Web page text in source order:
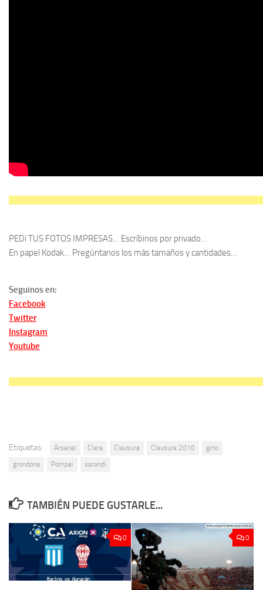
PEDí TUS FOTOS IMPRESAS… Escríbinos por privado…
En papel Kodak… Pregúntanos los más tamaños y cantidades…
Seguinos en:
Facebook
Twitter
Instagram
Youtube
Etiquetas: Arsenal Clara Clausura Clausura 2010
gino
grondona
Pompei sarandi
TAMBIÉN PUEDE GUSTARLE...
0 0